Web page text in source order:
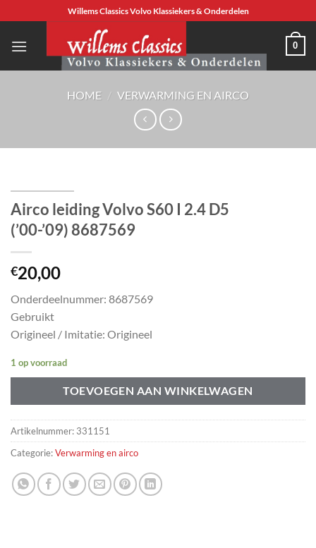
naar
inhoud
Willems Classics Volvo Klassiekers & Onderdelen
0
HOME / VERWARMING EN AIRCO
Airco leiding Volvo S60 I 2.4 D5
(’00-’09) 8687569
€20,00
Onderdeelnummer: 8687569
Gebruikt
Origineel / Imitatie: Origineel
1 op voorraad
TOEVOEGEN AAN WINKELWAGEN
Artikelnummer: 331151
Categorie:Verwarming en airco